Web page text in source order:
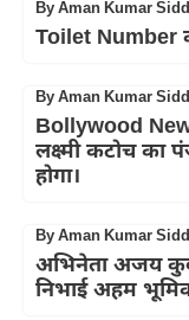
ByAman Kumar
Toilet Number
ByAman Kumar
Bollywood
लक्ष्मी कटोच का
होगा।
ByAman Kumar
अभिनेता अजय
निभाई अहम